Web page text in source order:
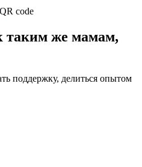
таким же мамам,
поддержку, делиться опытом